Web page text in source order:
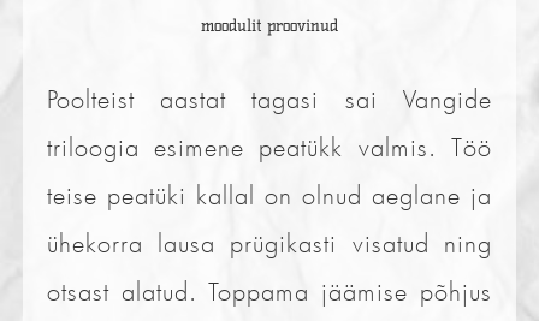
moodulit proovinud
Poolteist aastat tagasi sai Vangide
triloogia esimene peatükk valmis. Töö
teise peatüki kallal on olnud aeglane ja
ühekorra lausa prügikasti visatud ning
otsast alatud. Toppama jäämise põhjus